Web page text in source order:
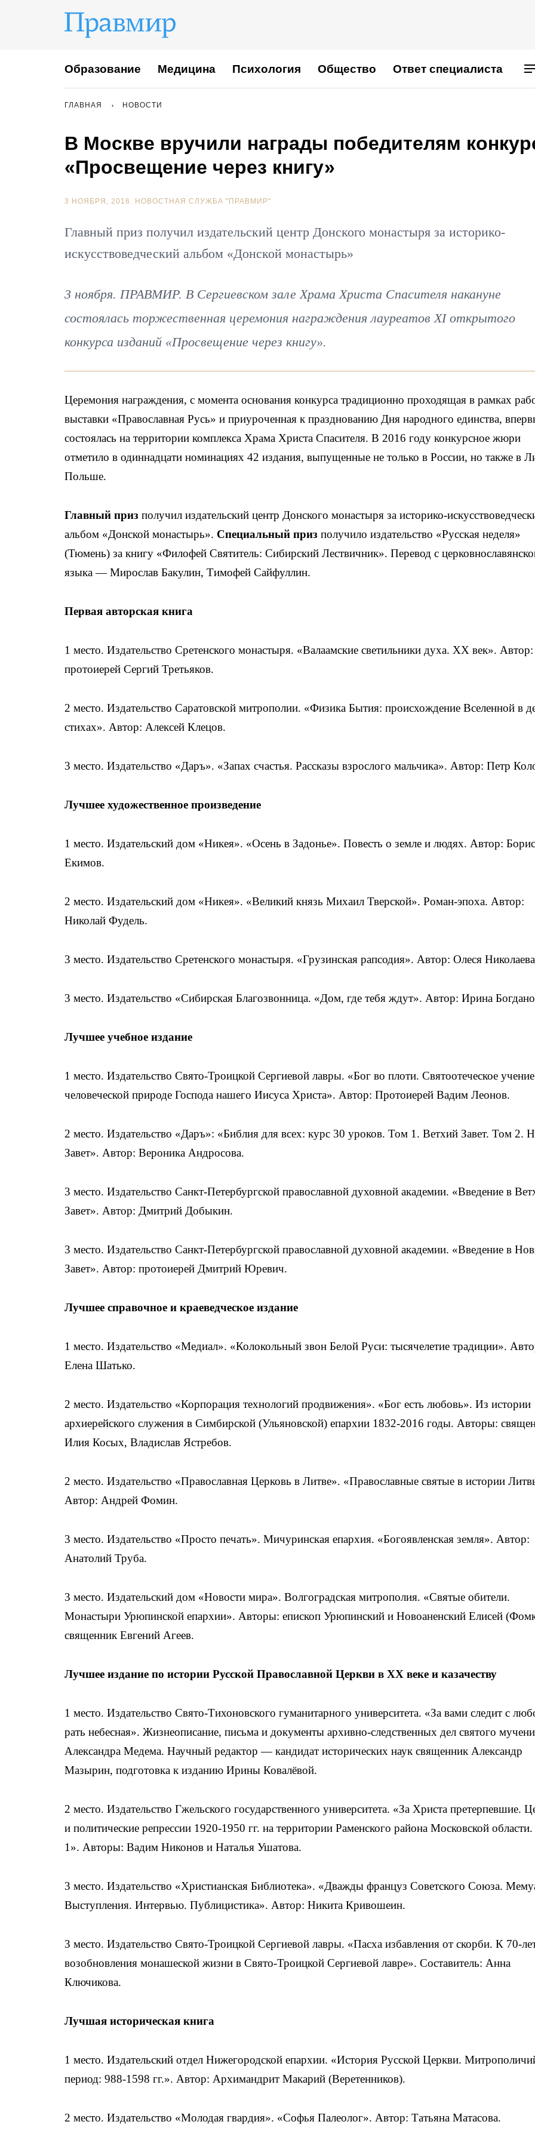
Образование Медицина Психология Общество Ответ специалиста
ГЛАВНАЯ НОВОСТИ
В Москве вручили награды победителям
«Просвещение через книгу»
3 НОЯБРЯ, 2016. НОВОСТНАЯ СЛУЖБА "ПРАВМИР"
Главный приз получил издательский центр Донского монастыря за историко-
искусствоведческий альбом «Донской монастырь»
3 ноября. ПРАВМИР. В Сергиевском зале Храма Христа Спасителя накануне
состоялась торжественная церемония награждения лауреатов XI открытого
конкурса изданий «Просвещение через книгу».
Церемония награждения, с момента основания конкурса традиционно проходящая в рамках
выставки «Православная Русь» и приуроченная к празднованию Дня народного единства,
состоялась на территории комплекса Храма Христа Спасителя. В 2016 году конкурсное жюри
отметило в одиннадцати номинациях 42 издания, выпущенные не только в России, но также в
Польше.
Главный приз получил издательский центр Донского монастыря за историко-
альбом «Донской монастырь». Специальный приз получило издательство «Русская неделя»
(Тюмень) за книгу «Филофей Святитель: Сибирский Лествичник». Перевод с
языка — Мирослав Бакулин, Тимофей Сайфуллин.
Первая авторская книга
1 место. Издательство Сретенского монастыря. «Валаамские светильники духа. ХХ век». Автор:
протоиерей Сергий Третьяков.
2 место. Издательство Саратовской митрополии. «Физика Бытия: происхождение Вселенной в
стихах». Автор: Алексей Клецов.
3 место. Издательство «Даръ». «Запах счастья. Рассказы взрослого мальчика». Автор: Петр
Лучшее художественное произведение
1 место. Издательский дом «Никея». «Осень в Задонье». Повесть о земле и людях. Автор: Борис
Екимов.
2 место. Издательский дом «Никея». «Великий князь Михаил Тверской». Роман-эпоха. Автор:
Николай Фудель.
3 место. Издательство Сретенского монастыря. «Грузинская рапсодия». Автор: Олеся
3 место. Издательство «Сибирская Благозвонница. «Дом, где тебя ждут». Автор: Ирина
Лучшее учебное издание
1 место. Издательство Свято-Троицкой Сергиевой лавры. «Бог во плоти. Святоотеческое
человеческой природе Господа нашего Иисуса Христа». Автор: Протоиерей Вадим Леонов.
2 место. Издательство «Даръ»: «Библия для всех: курс 30 уроков. Том 1. Ветхий Завет. Том 2.
Завет». Автор: Вероника Андросова.
3 место. Издательство Санкт-Петербургской православной духовной академии. «Введение в
Завет». Автор: Дмитрий Добыкин.
3 место. Издательство Санкт-Петербургской православной духовной академии. «Введение в
Завет». Автор: протоиерей Дмитрий Юревич.
Лучшее справочное и краеведческое издание
1 место. Издательство «Медиал». «Колокольный звон Белой Руси: тысячелетие традиции».
Елена Шатько.
2 место. Издательство «Корпорация технологий продвижения». «Бог есть любовь». Из истории
архиерейского служения в Симбирской (Ульяновской) епархии 1832-2016 годы. Авторы:
Илия Косых, Владислав Ястребов.
2 место. Издательство «Православная Церковь в Литве». «Православные святые в истории
Автор: Андрей Фомин.
3 место. Издательство «Просто печать». Мичуринская епархия. «Богоявленская земля». Автор:
Анатолий Труба.
3 место. Издательский дом «Новости мира». Волгоградская митрополия. «Святые обители.
Монастыри Урюпинской епархии». Авторы: епископ Урюпинский и Новоаненский Елисей
священник Евгений Агеев.
Лучшее издание по истории Русской Православной Церкви в ХХ веке и казачеству
1 место. Издательство Свято-Тихоновского гуманитарного университета. «За вами следит с
рать небесная». Жизнеописание, письма и документы архивно-следственных дел святого
Александра Медема. Научный редактор — кандидат исторических наук священник Александр
Мазырин, подготовка к изданию Ирины Ковалёвой.
2 место. Издательство Гжельского государственного университета. «За Христа претерпевшие.
и политические репрессии 1920-1950 гг. на территории Раменского района Московской
1». Авторы: Вадим Никонов и Наталья Ушатова.
3 место. Издательство «Христианская Библиотека». «Дважды француз Советского Союза.
Выступления. Интервью. Публицистика». Автор: Никита Кривошеин.
3 место. Издательство Свято-Троицкой Сергиевой лавры. «Пасха избавления от скорби. К 70-
возобновления монашеской жизни в Свято-Троицкой Сергиевой лавре». Составитель: Анна
Ключикова.
Лучшая историческая книга
1 место. Издательский отдел Нижегородской епархии. «История Русской Церкви.
период: 988-1598 гг.». Автор: Архимандрит Макарий (Веретенников).
2 место. Издательство «Молодая гвардия». «Софья Палеолог». Автор: Татьяна Матасова.